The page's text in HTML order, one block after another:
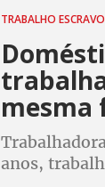
TRABALHO ESCRAVO
mesma
anos,